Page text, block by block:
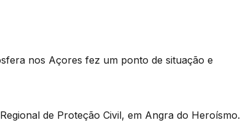
nos Açores fez um ponto de situação e
de Proteção Civil, em Angra do Heroísmo.